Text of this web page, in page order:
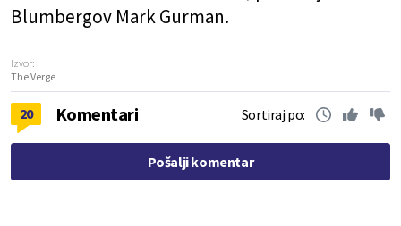
Blumbergov Mark Gurman.
Izvor:
The Verge
20 Komentari Sortiraj po:
Pošalji komentar